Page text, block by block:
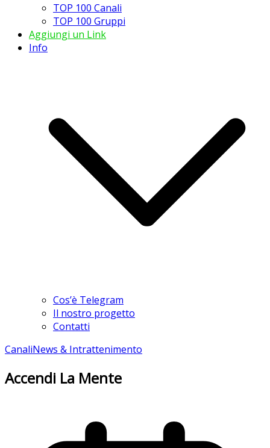
TOP 100 Canali
TOP 100 Gruppi
Aggiungi un Link
Info
Cos’è Telegram
Il nostro progetto
Contatti
CanaliNews & Intrattenimento
Accendi La Mente